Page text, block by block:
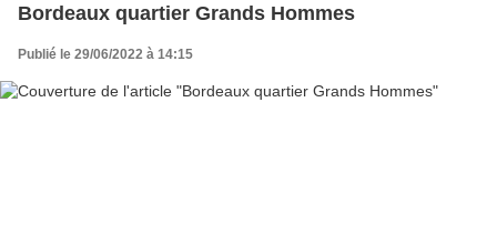
Bordeaux quartier Grands Hommes
Publié le 29/06/2022 à 14:15